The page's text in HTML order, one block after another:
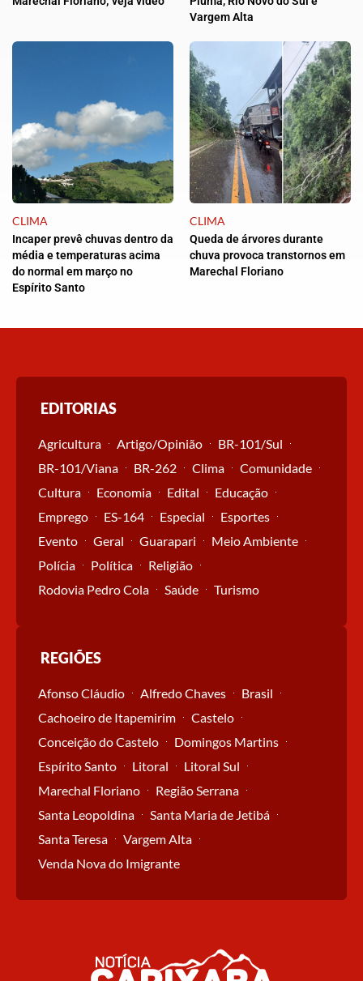
Vargem Alta
CLIMA
Incaper prevê chuvas dentro da
média e temperaturas acima
do normal em março no
Espírito Santo
CLIMA
Queda de árvores durante
chuva provoca transtornos em
Marechal Floriano
EDITORIAS
Agricultura Artigo/Opinião
BR-101/Sul
BR-101/Viana
BR-262 Clima
Comunidade
Cultura
Economia Edital
Educação
Emprego
ES-164 Especial
Esportes
Evento
Geral Guarapari
Meio Ambiente
Polícia
Política
Religião
Rodovia Pedro Cola
Saúde Turismo
REGIÕES
Afonso Cláudio Alfredo Chaves
Brasil
Cachoeiro de Itapemirim
Castelo
Conceição do Castelo
Domingos Martins
Espírito Santo
Litoral
Litoral Sul
Marechal Floriano
Região Serrana
Santa Leopoldina
Santa Maria de Jetibá
Santa Teresa
Vargem Alta
Venda Nova do Imigrante